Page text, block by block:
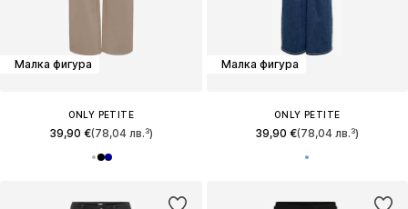
Малка фигура
ONLY PETITE
39,90 €(78,04 лв.³)
Малка фигура
ONLY PETITE
39,90 €(78,04 лв.³)